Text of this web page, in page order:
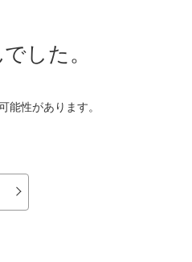
した。
能性があります。